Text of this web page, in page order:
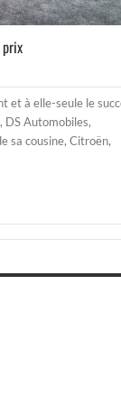
et à elle-seule le
DS Automobiles,
sa cousine, Citroën,